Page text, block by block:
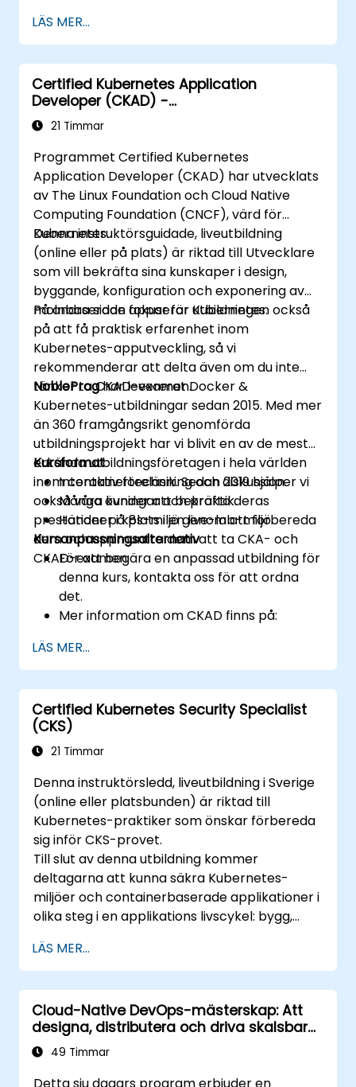
https://training.linuxfoundation.org/
kubernetes-administrator-cka
LÄS MER...
Certified Kubernetes Application
Developer (CKAD) -
examensförberedelse
21 Timmar
Programmet Certified Kubernetes
Application Developer (CKAD) har utvecklats
av The Linux Foundation och Cloud Native
Computing Foundation (CNCF), värd för
Kubernetes.
Denna instruktörsguidade, liveutbildning
(online eller på plats) är riktad till Utvecklare
som vill bekräfta sina kunskaper i design,
byggande, konfiguration och exponering av
molnbaserade appar för Kubernetes.
På andra sidan fokuserar utbildningen också
på att få praktisk erfarenhet inom
Kubernetes-apputveckling, så vi
rekommenderar att delta även om du inte
tänker ta CKAD-examen.
NobleProghar levererat Docker &
Kubernetes-utbildningar sedan 2015. Med mer
än 360 framgångsrikt genomförda
utbildningsprojekt har vi blivit en av de mest
erkända utbildningsföretagen i hela världen
inom containertechnik. Sedan 2019 hjälper vi
också våra kunder att bekräfta deras
prestationer i k8s-miljö genom att förbereda
dem och uppmuntra dem att ta CKA- och
CKAD-examen.
Kursformat
Interaktiv föreläsning och diskussion.
Många övningar och praktik.
Händer på plats i en live-lab-miljö.
Kursanpassningsalternativ
För att begära en anpassad utbildning för
denna kurs, kontakta oss för att ordna
det.
Mer information om CKAD finns på:
kubernetes-application-developer-
ckad/
LÄS MER...
Certified Kubernetes Security Specialist
(CKS)
21 Timmar
Denna instruktörsledd, liveutbildning i Sverige
(online eller platsbunden) är riktad till
Kubernetes-praktiker som önskar förbereda
sig inför CKS-provet.
Till slut av denna utbildning kommer
deltagarna att kunna säkra Kubernetes-
miljöer och containerbaserade applikationer i
olika steg i en applikations livscykel: bygg,
LÄS MER...
Cloud-Native DevOps-mästerskap: Att
designa, distributera och driva skalsbara
Kubernetes-mikrotjänster
49 Timmar
Detta sju dagars program erbjuder en